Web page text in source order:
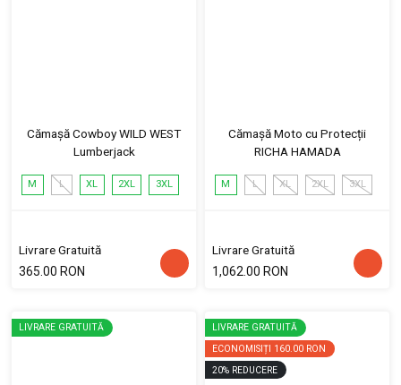
Cămașă Cowboy WILD WEST
Lumberjack
M L XL 2XL 3XL
Livrare Gratuită
365.00 RON
Cămașă Moto cu Protecții
RICHA HAMADA
M L XL 2XL 3XL
Livrare Gratuită
1,062.00 RON
LIVRARE GRATUITĂ
LIVRARE GRATUITĂ
ECONOMISIȚI 160.00 RON
20% REDUCERE